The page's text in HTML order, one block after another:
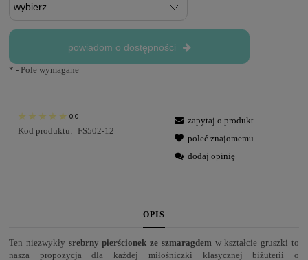
powiadom o dostępności
* - Pole wymagane
0.0
Kod produktu: FS502-12
zapytaj o produkt
poleć znajomemu
dodaj opinię
OPIS
Ten niezwykły srebrny pierścionek ze szmaragdemw kształcie gruszki to
nasza propozycja dla każdej miłośniczki klasycznej biżuterii o